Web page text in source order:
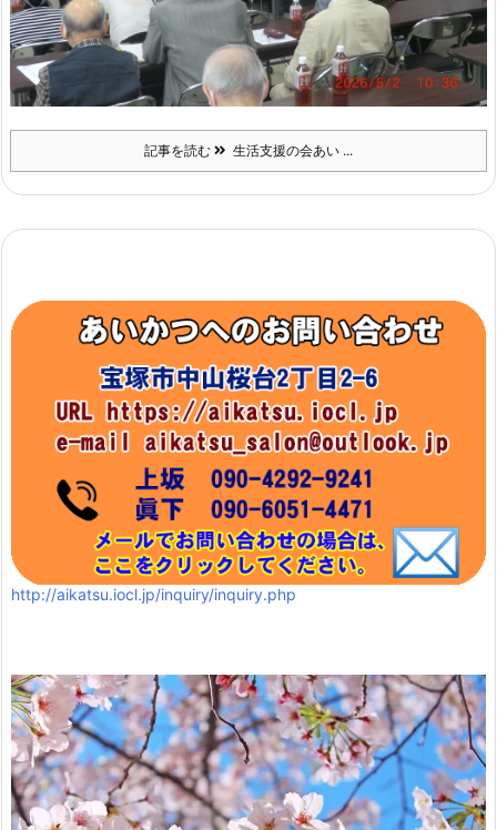
記事を読む 生活支援の会あい ...
http://aikatsu.iocl.jp/inquiry/inquiry.php